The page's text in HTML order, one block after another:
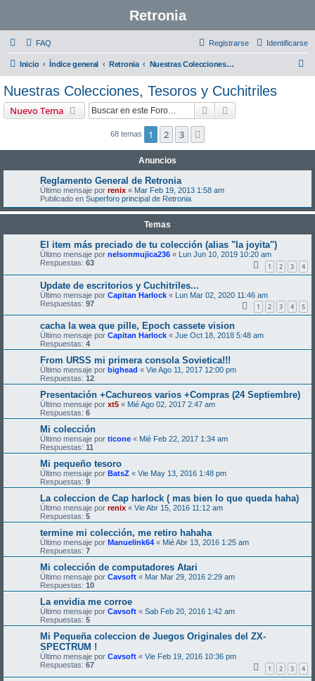
Retronia
FAQ Identificarse
Registrarse
Inicio Índice general Retronia Nuestras Colecciones, Tesoros y Cuchitriles
Nuestras Colecciones, Tesoros y Cuchitriles
Nuevo Tema Buscar
68 temas 1 2 3
Anuncios
Reglamento General de Retronia
Último mensaje por renix « Mar Feb 19, 2013 1:58 am
Publicado en Superforo principal de Retronia
Temas
El item más preciado de tu colección (alias "la joyita")
Último mensaje por nelsonmujica236 « Lun Jun 10, 2019 10:20 am
Respuestas: 63 1 2 3 4
Update de escritorios y Cuchitriles...
Último mensaje por Capitan Harlock « Lun Mar 02, 2020 11:46 am
Respuestas: 97 1 2 3 4 5
cacha la wea que pille, Epoch cassete vision
Último mensaje por Capitan Harlock « Jue Oct 18, 2018 5:48 am
Respuestas: 4
From URSS mi primera consola Sovietica!!!
Último mensaje por bighead « Vie Ago 11, 2017 12:00 pm
Respuestas: 12
Presentación +Cachureos varios +Compras (24 Septiembre)
Último mensaje por xt5 « Mié Ago 02, 2017 2:47 am
Respuestas: 6
Mi colección
Último mensaje por ticone « Mié Feb 22, 2017 1:34 am
Respuestas: 11
Mi pequeño tesoro
Último mensaje por BatsZ « Vie May 13, 2016 1:48 pm
Respuestas: 9
La coleccion de Cap harlock ( mas bien lo que queda haha)
Último mensaje por renix « Vie Abr 15, 2016 11:12 am
Respuestas: 5
termine mi colección, me retiro hahaha
Último mensaje por Manuelink64 « Mié Abr 13, 2016 1:25 am
Respuestas: 7
Mi colección de computadores Atari
Último mensaje por Cavsoft « Mar Mar 29, 2016 2:29 am
Respuestas: 10
La envidia me corroe
Último mensaje por Cavsoft « Sab Feb 20, 2016 1:42 am
Respuestas: 5
Mi Pequeña coleccion de Juegos Originales del ZX-
SPECTRUM !
Último mensaje por Cavsoft « Vie Feb 19, 2016 10:36 pm
Respuestas: 67 1 2 3 4